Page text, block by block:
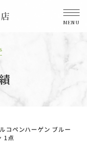
MENU
コペンハーゲン ブルー
1点